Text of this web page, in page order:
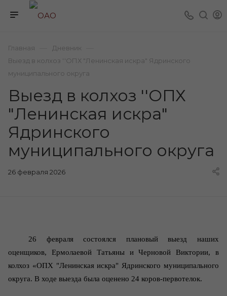
Главная Дневник
Выезд в колхоз ''ОПХ "Ленинская искра" Ядринского
муниципального округа
Выезд в колхоз ''ОПХ
"Ленинская искра"
Ядринского
муниципального округа
26 февраля 2026
26 февраля состоялся плановый выезд наших
оценщиков, Ермолаевой Татьяны и Черновой Виктории, в
колхоз «ОПХ "Ленинская искра" Ядринского муниципального
округа. В ходе выезда была оценено 24 коров-первотелок.